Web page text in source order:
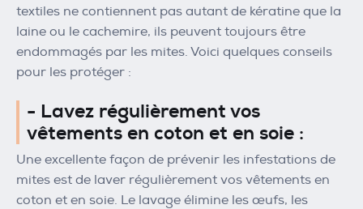
textiles ne contiennent pas autant de kératine que la
laine ou le cachemire, ils peuvent toujours être
endommagés par les mites. Voici quelques conseils
pour les protéger :
- Lavez régulièrement vos
vêtements en coton et en soie :
Une excellente façon de prévenir les infestations de
mites est de laver régulièrement vos vêtements en
coton et en soie. Le lavage élimine les œufs, les